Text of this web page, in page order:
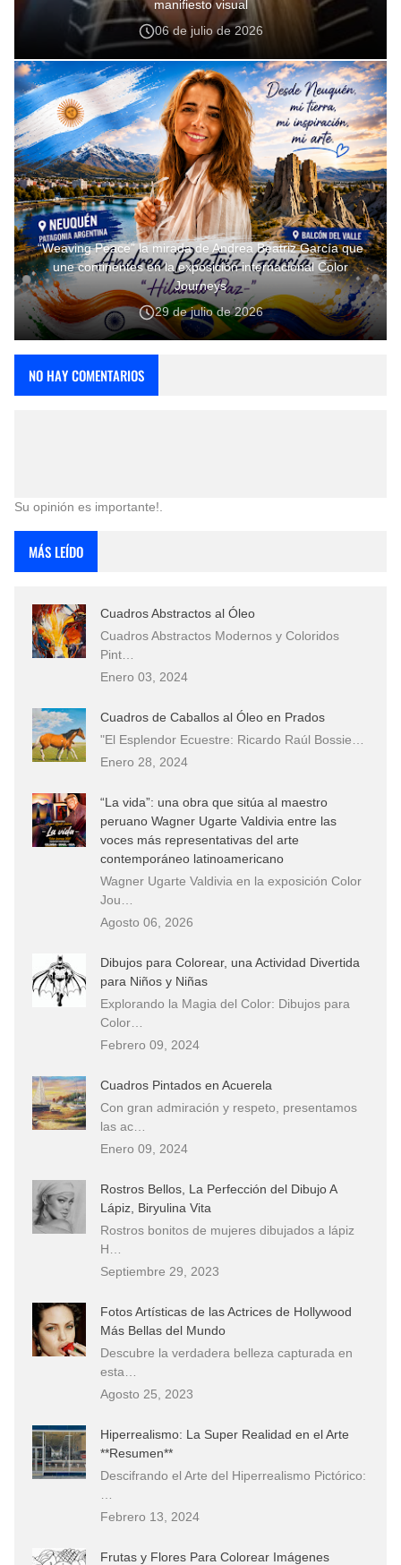
manifiesto visual
06 de julio de 2026
“Weaving Peace” la mirada de Andrea Beatriz García que
une continentes en la exposición internacional Color
Journeys
29 de julio de 2026
NO HAY COMENTARIOS
Su opinión es importante!.
MÁS LEÍDO
Cuadros Abstractos al Óleo
Cuadros Abstractos Modernos y Coloridos
Pint…
Enero 03, 2024
Cuadros de Caballos al Óleo en Prados
"El Esplendor Ecuestre: Ricardo Raúl Bossie…
Enero 28, 2024
“La vida”: una obra que sitúa al maestro
peruano Wagner Ugarte Valdivia entre las
voces más representativas del arte
contemporáneo latinoamericano
Wagner Ugarte Valdivia en la exposición Color
Jou…
Agosto 06, 2026
Dibujos para Colorear, una Actividad Divertida
para Niños y Niñas
Explorando la Magia del Color: Dibujos para
Color…
Febrero 09, 2024
Cuadros Pintados en Acuerela
Con gran admiración y respeto, presentamos
las ac…
Enero 09, 2024
Rostros Bellos, La Perfección del Dibujo A
Lápiz, Biryulina Vita
Rostros bonitos de mujeres dibujados a lápiz
H…
Septiembre 29, 2023
Fotos Artísticas de las Actrices de Hollywood
Más Bellas del Mundo
Descubre la verdadera belleza capturada en
esta…
Agosto 25, 2023
Hiperrealismo: La Super Realidad en el Arte
**Resumen**
Descifrando el Arte del Hiperrealismo Pictórico:
Febrero 13, 2024
Frutas y Flores Para Colorear Imágenes